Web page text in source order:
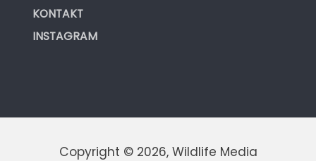
KONTAKT
INSTAGRAM
Copyright © 2026, Wildlife Media